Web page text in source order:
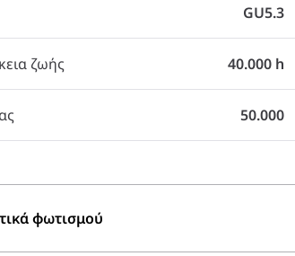
GU5.3
ζωής 40.000 h
50.000
φωτισμού